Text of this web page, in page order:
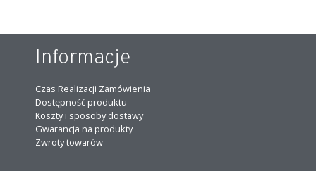
Informacje
Czas Realizacji Zamówienia
Dostępność produktu
Koszty i sposoby dostawy
Gwarancja na produkty
Zwroty towarów